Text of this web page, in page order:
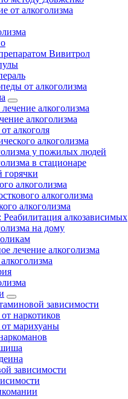
от алкоголизма
Вивитрол
от алкоголизма
алкоголизма
алкоголизма
алкоголя
алкоголизма
у пожилых людей
в стационаре
горячки
алкоголизма
алкоголизма
алкоголизма
алкозависимых
на дому
лечение алкоголизма
зависимости
наркотиков
марихуаны
зависимости